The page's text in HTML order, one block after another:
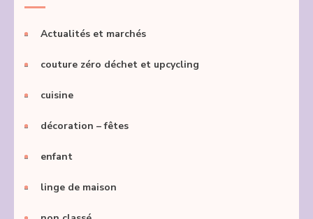
Actualités et marchés
couture zéro déchet et upcycling
cuisine
décoration – fêtes
enfant
linge de maison